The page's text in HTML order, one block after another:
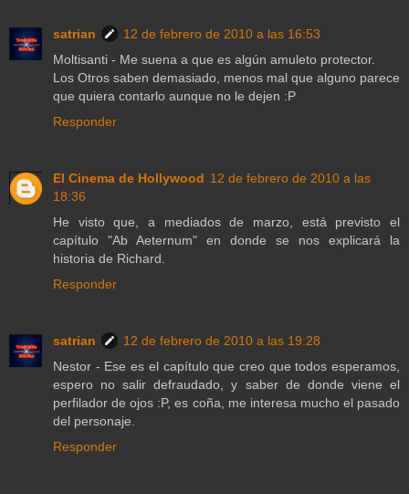
satrian
12 de febrero de 2010 a las 16:53
Moltisanti - Me suena a que es algún amuleto protector.
Los Otros saben demasiado, menos mal que alguno parece
que quiera contarlo aunque no le dejen :P
Responder
El Cinema de Hollywood 12 de febrero de 2010 a las
18:36
He visto que, a mediados de marzo, está previsto el
capítulo "Ab Aeternum" en donde se nos explicará la
historia de Richard.
Responder
satrian
12 de febrero de 2010 a las 19:28
Nestor - Ese es el capítulo que creo que todos esperamos,
espero no salir defraudado, y saber de donde viene el
perfilador de ojos :P, es coña, me interesa mucho el pasado
del personaje.
Responder